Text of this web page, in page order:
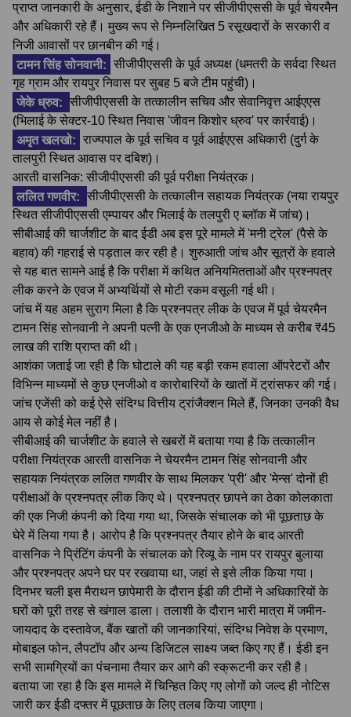
प्राप्त जानकारी के अनुसार, ईडी के निशाने पर सीजीपीएससी के पूर्व चेयरमैन
और अधिकारी रहे हैं। मुख्य रूप से निम्नलिखित 5 रसूखदारों के सरकारी व
निजी आवासों पर छानबीन की गई।
टामन सिंह सोनवानी: सीजीपीएससी के पूर्व अध्यक्ष (धमतरी के सर्वदा स्थित
गृह ग्राम और रायपुर निवास पर सुबह 5 बजे टीम पहुंची)।
जेके ध्रुव: सीजीपीएससी के तत्कालीन सचिव और सेवानिवृत्त आईएएस
(भिलाई के सेक्टर-10 स्थित निवास 'जीवन किशोर ध्रुव' पर कार्रवाई)।
अमृत खलखो: राज्यपाल के पूर्व सचिव व पूर्व आईएएस अधिकारी (दुर्ग के
तालपुरी स्थित आवास पर दबिश)।
आरती वासनिक: सीजीपीएससी की पूर्व परीक्षा नियंत्रक।
ललित गणवीर: सीजीपीएससी के तत्कालीन सहायक नियंत्रक (नया रायपुर
स्थित सीजीपीएससी एम्पायर और भिलाई के तलपुरी ए ब्लॉक में जांच)।
सीबीआई की चार्जशीट के बाद ईडी अब इस पूरे मामले में 'मनी ट्रेल' (पैसे के
बहाव) की गहराई से पड़ताल कर रही है। शुरुआती जांच और सूत्रों के हवाले
से यह बात सामने आई है कि परीक्षा में कथित अनियमितताओं और प्रश्नपत्र
लीक करने के एवज में अभ्यर्थियों से मोटी रकम वसूली गई थी।
जांच में यह अहम सुराग मिला है कि प्रश्नपत्र लीक के एवज में पूर्व चेयरमैन
टामन सिंह सोनवानी ने अपनी पत्नी के एक एनजीओ के माध्यम से करीब ₹45
लाख की राशि प्राप्त की थी।
आशंका जताई जा रही है कि घोटाले की यह बड़ी रकम हवाला ऑपरेटरों और
विभिन्न माध्यमों से कुछ एनजीओ व कारोबारियों के खातों में ट्रांसफर की गई।
जांच एजेंसी को कई ऐसे संदिग्ध वित्तीय ट्रांजैक्शन मिले हैं, जिनका उनकी वैध
आय से कोई मेल नहीं है।
सीबीआई की चार्जशीट के हवाले से खबरों में बताया गया है कि तत्कालीन
परीक्षा नियंत्रक आरती वासनिक ने चेयरमैन टामन सिंह सोनवानी और
सहायक नियंत्रक ललित गणवीर के साथ मिलकर 'प्री' और 'मेन्स' दोनों ही
परीक्षाओं के प्रश्नपत्र लीक किए थे। प्रश्नपत्र छापने का ठेका कोलकाता
की एक निजी कंपनी को दिया गया था, जिसके संचालक को भी पूछताछ के
घेरे में लिया गया है। आरोप है कि प्रश्नपत्र तैयार होने के बाद आरती
वासनिक ने प्रिंटिंग कंपनी के संचालक को रिव्यू के नाम पर रायपुर बुलाया
और प्रश्नपत्र अपने घर पर रखवाया था, जहां से इसे लीक किया गया।
दिनभर चली इस मैराथन छापेमारी के दौरान ईडी की टीमों ने अधिकारियों के
घरों को पूरी तरह से खंगाल डाला। तलाशी के दौरान भारी मात्रा में जमीन-
जायदाद के दस्तावेज, बैंक खातों की जानकारियां, संदिग्ध निवेश के प्रमाण,
मोबाइल फोन, लैपटॉप और अन्य डिजिटल साक्ष्य जब्त किए गए हैं। ईडी इन
सभी सामग्रियों का पंचनामा तैयार कर आगे की स्क्रूटनी कर रही है।
बताया जा रहा है कि इस मामले में चिन्हित किए गए लोगों को जल्द ही नोटिस
जारी कर ईडी दफ्तर में पूछताछ के लिए तलब किया जाएगा।